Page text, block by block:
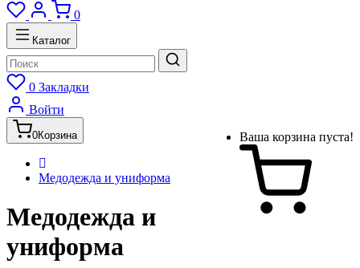
0
Каталог
0 Закладки
Войти
0Корзина Ваша корзина пуста!
Медодежда и униформа
Медодежда и
униформа